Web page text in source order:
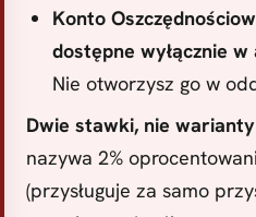
Konto
dostępne wyłącznie
Nie otworzysz go w
Dwie stawki, nie
nazywa 2%
(przysługuje za samo